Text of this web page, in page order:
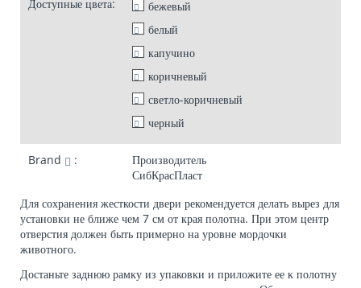
Доступные цвета:
бежевый
белый
капучино
коричневый
светло-коричневый
черный
Brand :
Производитель
СибКрасПласт
Для сохранения жесткости двери рекомендуется делать вырез для
установки не ближе чем 7 см от края полотна. При этом центр
отверстия должен быть примерно на уровне мордочки
животного.
Достаньте заднюю рамку из упаковки и приложите ее к полотну